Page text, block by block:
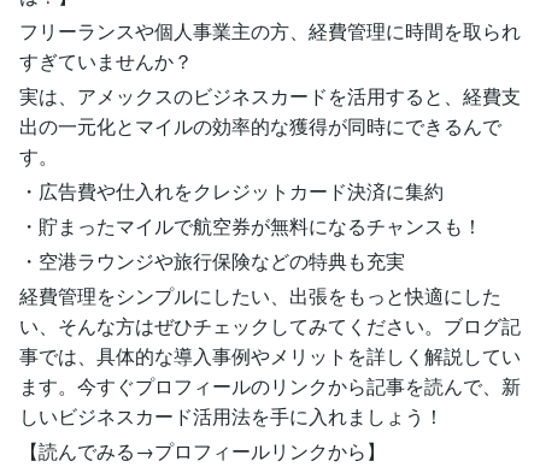
フリーランスや個人事業主の方、経費管理に時間を取られ
すぎていませんか？
実は、アメックスのビジネスカードを活用すると、経費支
出の一元化とマイルの効率的な獲得が同時にできるんで
す。
・広告費や仕入れをクレジットカード決済に集約
・貯まったマイルで航空券が無料になるチャンスも！
・空港ラウンジや旅行保険などの特典も充実
経費管理をシンプルにしたい、出張をもっと快適にした
い、そんな方はぜひチェックしてみてください。ブログ記
事では、具体的な導入事例やメリットを詳しく解説してい
ます。今すぐプロフィールのリンクから記事を読んで、新
しいビジネスカード活用法を手に入れましょう！
【読んでみる→プロフィールリンクから】